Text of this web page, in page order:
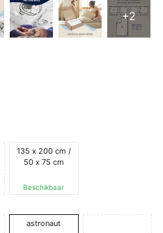
+2
135 x 200 cm /
50 x 75 cm
Beschikbaar
astronaut